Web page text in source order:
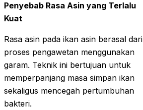
Penyebab Rasa Asin yang Terlalu
Kuat
Rasa asin pada ikan asin berasal dari
proses pengawetan menggunakan
garam. Teknik ini bertujuan untuk
memperpanjang masa simpan ikan
sekaligus mencegah pertumbuhan
bakteri.